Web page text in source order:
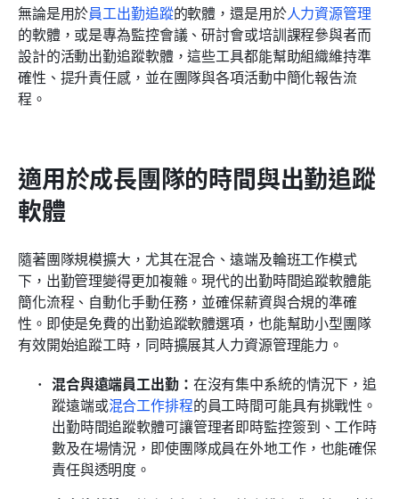
無論是用於員工出勤追蹤的軟體，還是用於人力資源管理
的軟體，或是專為監控會議、研討會或培訓課程參與者而
設計的活動出勤追蹤軟體，這些工具都能幫助組織維持準
確性、提升責任感，並在團隊與各項活動中簡化報告流
程。
適用於成長團隊的時間與出勤追蹤
軟體
隨著團隊規模擴大，尤其在混合、遠端及輪班工作模式
下，出勤管理變得更加複雜。現代的出勤時間追蹤軟體能
簡化流程、自動化手動任務，並確保薪資與合規的準確
性。即使是免費的出勤追蹤軟體選項，也能幫助小型團隊
有效開始追蹤工時，同時擴展其人力資源管理能力。
混合與遠端員工出勤： 在沒有集中系統的情況下，追
蹤遠端或混合工作排程的員工時間可能具有挑戰性。
出勤時間追蹤軟體可讓管理者即時監控簽到、工作時
數及在場情況，即使團隊成員在外地工作，也能確保
責任與透明度。